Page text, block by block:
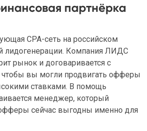
партнёрка
CPA-сеть на российском
лидогенерации. Компания ЛИДС
рынок и договаривается с
чтобы вы могли продвигать офферы
ставками. В помощь
менеджер, который
сейчас выгодны именно для